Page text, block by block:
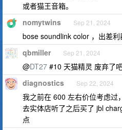
或者猫王音箱。
nomytwins Sep 21, 2024
bose soundlink color ，出差利
qbmiller Sep 21, 2024
@DT27 #10 天猫精灵 废弃了
diagnostics Sep 22, 2024
我之前在 600 左右价位考虑
去实体店听了之后买了 jbl
点